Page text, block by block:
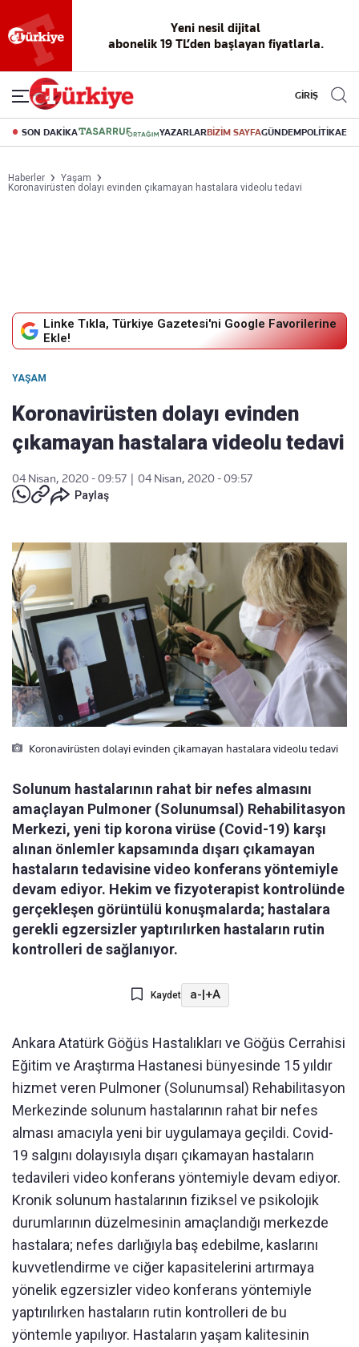
Yeni nesil dijital
abonelik 19 TL’den başlayan fiyatlarla.
GİRİŞ
SON DAKİKA YAZARLARBİZİM SAYFAGÜNDEMPOLİTİKA
Haberler
Yaşam
Koronavirüsten dolayı evinden çıkamayan hastalara videolu tedavi
Linke Tıkla, Türkiye Gazetesi'ni Google Favorilerine
Ekle!
YAŞAM
Koronavirüsten dolayı evinden
çıkamayan hastalara videolu tedavi
04 Nisan, 2020 - 09:57
04 Nisan, 2020 - 09:57
Paylaş
Koronavirüsten dolayi evinden çikamayan hastalara videolu tedavi
Solunum hastalarının rahat bir nefes almasını
amaçlayan Pulmoner (Solunumsal) Rehabilitasyon
Merkezi, yeni tip korona virüse (Covid-19) karşı
alınan önlemler kapsamında dışarı çıkamayan
hastaların tedavisine video konferans yöntemiyle
devam ediyor. Hekim ve fizyoterapist kontrolünde
gerçekleşen görüntülü konuşmalarda; hastalara
gerekli egzersizler yaptırılırken hastaların rutin
kontrolleri de sağlanıyor.
Kaydet a- +A
Ankara Atatürk Göğüs Hastalıkları ve Göğüs Cerrahisi
Eğitim ve Araştırma Hastanesi bünyesinde 15 yıldır
hizmet veren Pulmoner (Solunumsal) Rehabilitasyon
Merkezinde solunum hastalarının rahat bir nefes
alması amacıyla yeni bir uygulamaya geçildi. Covid-
19 salgını dolayısıyla dışarı çıkamayan hastaların
tedavileri video konferans yöntemiyle devam ediyor.
Kronik solunum hastalarının fiziksel ve psikolojik
durumlarının düzelmesinin amaçlandığı merkezde
hastalara; nefes darlığıyla baş edebilme, kaslarını
kuvvetlendirme ve ciğer kapasitelerini artırmaya
yönelik egzersizler video konferans yöntemiyle
yaptırılırken hastaların rutin kontrolleri de bu
yöntemle yapılıyor. Hastaların yaşam kalitesinin